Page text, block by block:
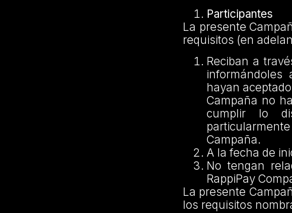
Participantes
La presente
requisitos (en
Reciban a
hayan
Campaña no
cumplir lo
Campaña.
A la fecha de
No tengan
RappiPay
La presente
los requisitos